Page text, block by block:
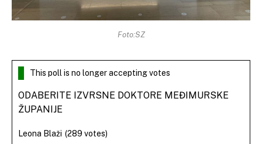
Foto:SZ
This poll is no longer accepting votes
ODABERITE IZVRSNE DOKTORE MEĐIMURSKE
ŽUPANIJE
Leona Blaži (289 votes)